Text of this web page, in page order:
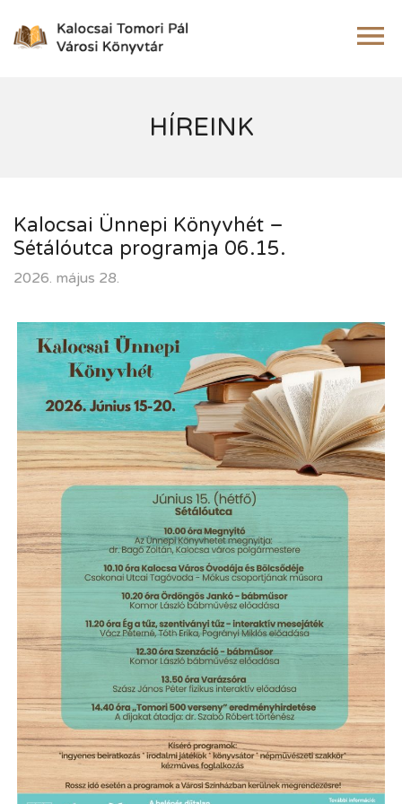
HÍREINK
Kalocsai Ünnepi Könyvhét –
Sétálóutca programja 06.15.
2026. május 28.